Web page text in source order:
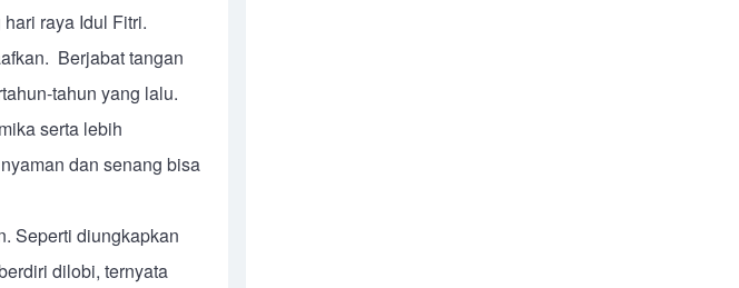
raya Idul Fitri.
Berjabat tangan
tahun yang lalu.
serta lebih
dan senang bisa
Seperti diungkapkan
dilobi, ternyata